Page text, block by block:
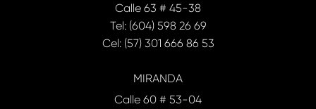
Calle 63 # 45-38
Tel: (604) 598 26 69
Cel: (57) 301 666 86 53
MIRANDA
Calle 60 # 53-04